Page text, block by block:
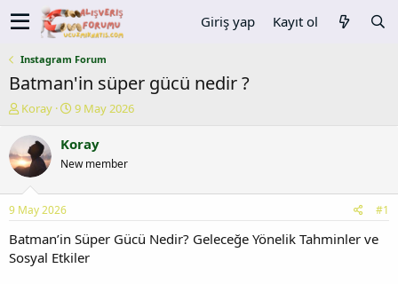
Giriş yap Kayıt ol
Instagram Forum
Batman'in süper gücü nedir ?
K
n
u
y
b
a
ş
a
Koray
B
ş
a
ç
t
a
9 May 2026
Koray
New member
9 May 2026 #1
Batman’in Süper Gücü Nedir? Geleceğe Yönelik Tahminler ve
Sosyal Etkiler